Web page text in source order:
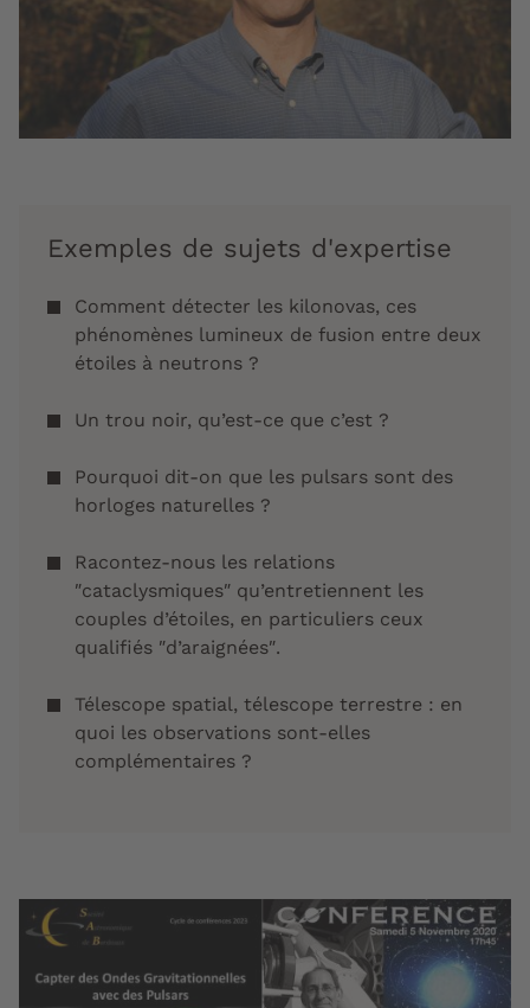
Exemples de sujets d'expertise
Comment détecter les kilonovas, ces
phénomènes lumineux de fusion entre deux
étoiles à neutrons ?
Un trou noir, qu’est-ce que c’est ?
Pourquoi dit-on que les pulsars sont des
horloges naturelles ?
Racontez-nous les relations
″cataclysmiques″ qu’entretiennent les
couples d’étoiles, en particuliers ceux
qualifiés ″d’araignées″.
Télescope spatial, télescope terrestre : en
quoi les observations sont-elles
complémentaires ?